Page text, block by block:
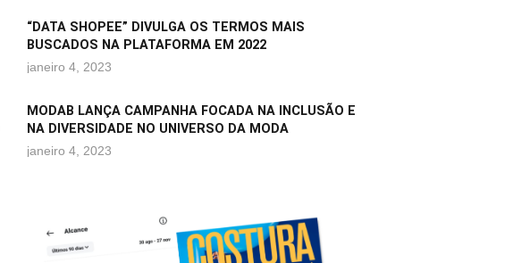
“DATA SHOPEE” DIVULGA OS TERMOS MAIS
BUSCADOS NA PLATAFORMA EM 2022
janeiro 4, 2023
MODAB LANÇA CAMPANHA FOCADA NA INCLUSÃO E
NA DIVERSIDADE NO UNIVERSO DA MODA
janeiro 4, 2023